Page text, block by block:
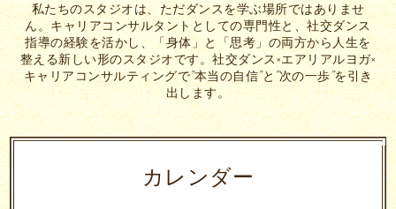
私たちのスタジオは、ただダンスを学ぶ場所ではありませ
ん。キャリアコンサルタントとしての専門性と、社交ダンス
指導の経験を活かし、「身体」と「思考」の両方から人生を
整える新しい形のスタジオです。社交ダンス×エアリアルヨガ×
キャリアコンサルティングで”本当の自信”と”次の一歩”を引き
出します。
カレンダー